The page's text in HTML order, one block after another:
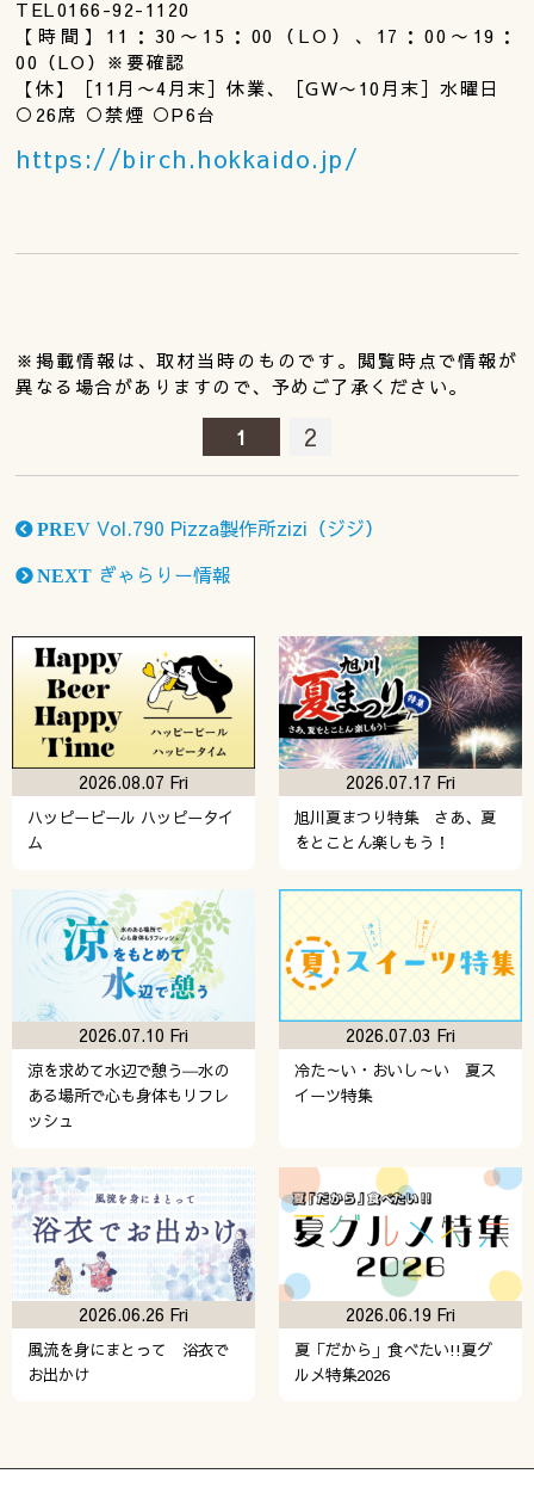
TEL0166-92-1120
【時間】11：30〜15：00（LO）、17：00〜19：
00（LO）※要確認
【休】［11月〜4月末］休業、［GW〜10月末］水曜日
○26席 ○禁煙 ○P6台
https://birch.hokkaido.jp/
※掲載情報は、取材当時のものです。閲覧時点で情報が
異なる場合がありますので、予めご了承ください。
1 2
PREV Vol.790 Pizza製作所zizi（ジジ）
NEXT ぎゃらりー情報
ハッピービール ハッピータイ
ム
2026.08.07 Fri
旭川夏まつり特集 さあ、夏
をとことん楽しもう！
2026.07.17 Fri
涼を求めて水辺で憩う―水の
ある場所で心も身体もリフレ
ッシュ
2026.07.10 Fri
冷た～い・おいし～い 夏ス
イーツ特集
2026.07.03 Fri
風流を身にまとって 浴衣で
お出かけ
2026.06.26 Fri
夏「だから」食べたい!!夏グ
ルメ特集2026
2026.06.19 Fri